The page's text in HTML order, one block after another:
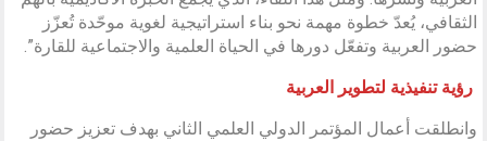
الثقافي، يُعدّ خطوة مهمة نحو بناء استراتيجية لغوية موحّدة تُعزّز
حضور العربية وتفعّل دورها في الحياة العلمية والاجتماعية للقارة”.
رؤية تنفيذية لتطوير العربية
وانطلقت أعمال المؤتمر الدولي العلمي الثاني بهدف تعزيز حضور